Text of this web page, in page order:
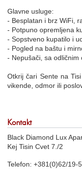
Glavne usluge:
- Besplatan i brz WiFi,
- Potpuno opremljena
- Sopstveno kupatilo i
- Pogled na baštu i
- Nepušači, sa odličnim
Otkrij čari Sente na
vikende, odmor ili
Kontakt
Black Diamond Lux
Kej Tisin Cvet 7./2
Telefon: +381(0)62/19-